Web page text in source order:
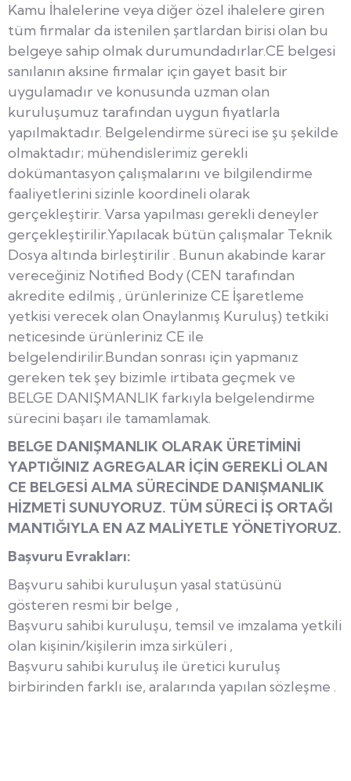
Kamu İhalelerine veya diğer özel ihalelere giren
tüm firmalar da istenilen şartlardan birisi olan bu
belgeye sahip olmak durumundadırlar.CE belgesi
sanılanın aksine firmalar için gayet basit bir
uygulamadır ve konusunda uzman olan
kuruluşumuz tarafından uygun fiyatlarla
yapılmaktadır. Belgelendirme süreci ise şu şekilde
olmaktadır; mühendislerimiz gerekli
dokümantasyon çalışmalarını ve bilgilendirme
faaliyetlerini sizinle koordineli olarak
gerçekleştirir. Varsa yapılması gerekli deneyler
gerçekleştirilir.Yapılacak bütün çalışmalar Teknik
Dosya altında birleştirilir . Bunun akabinde karar
vereceğiniz Notified Body (CEN tarafından
akredite edilmiş , ürünlerinize CE İşaretleme
yetkisi verecek olan Onaylanmış Kuruluş) tetkiki
neticesinde ürünleriniz CE ile
belgelendirilir.Bundan sonrası için yapmanız
gereken tek şey bizimle irtibata geçmek ve
BELGE DANIŞMANLIK farkıyla belgelendirme
sürecini başarı ile tamamlamak.
BELGE DANIŞMANLIK OLARAK ÜRETİMİNİ
YAPTIĞINIZ AGREGALAR İÇİN GEREKLİ OLAN
CE BELGESİ ALMA SÜRECİNDE DANIŞMANLIK
HİZMETİ SUNUYORUZ. TÜM SÜRECİ İŞ ORTAĞI
MANTIĞIYLA EN AZ MALİYETLE YÖNETİYORUZ.
Başvuru Evrakları:
Başvuru sahibi kuruluşun yasal statüsünü
gösteren resmi bir belge ,
Başvuru sahibi kuruluşu, temsil ve imzalama yetkili
olan kişinin/kişilerin imza sirküleri ,
Başvuru sahibi kuruluş ile üretici kuruluş
birbirinden farklı ise, aralarında yapılan sözleşme .